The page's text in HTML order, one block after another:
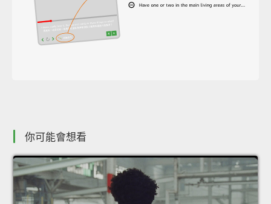
你可能會想看